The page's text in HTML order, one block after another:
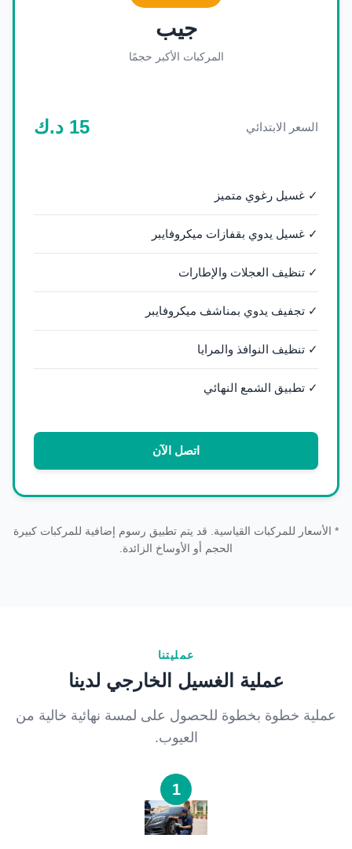
جيب
المركبات الأكبر حجمًا
السعر الابتدائي 15 د.ك
✓ غسيل رغوي متميز
✓ غسيل يدوي بقفازات ميكروفايبر
✓ تنظيف العجلات والإطارات
✓ تجفيف يدوي بمناشف ميكروفايبر
✓ تنظيف النوافذ والمرايا
✓ تطبيق الشمع النهائي
اتصل الآن
* الأسعار للمركبات القياسية. قد يتم تطبيق رسوم إضافية للمركبات كبيرة
الحجم أو الأوساخ الزائدة.
عمليتنا
عملية الغسيل الخارجي لدينا
عملية خطوة بخطوة للحصول على لمسة نهائية خالية من
العيوب.
1